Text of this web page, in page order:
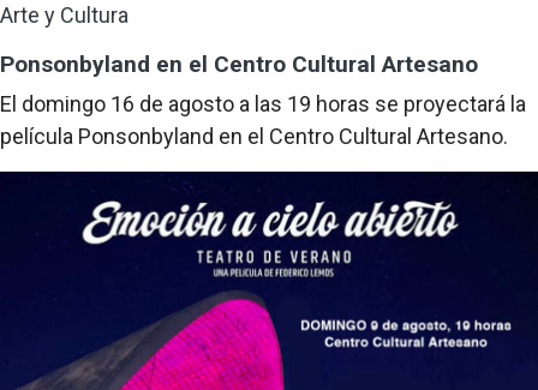
Arte y Cultura
Ponsonbyland en el Centro Cultural Artesano
El domingo 16 de agosto a las 19 horas se proyectará la
película Ponsonbyland en el Centro Cultural Artesano.